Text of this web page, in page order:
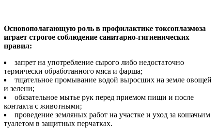
Основополагающую роль в профилактике токсоплазмоза
играет строгое соблюдение санитарно-гигиенических
правил:
запрет на употребление сырого либо недостаточно
термически обработанного мяса и фарша;
тщательное промывание водой выросших на земле овощей
и зелени;
обязательное мытье рук перед приемом пищи и после
контакта с животными;
проведение земляных работ на участке и уход за кошачьим
туалетом в защитных перчатках.